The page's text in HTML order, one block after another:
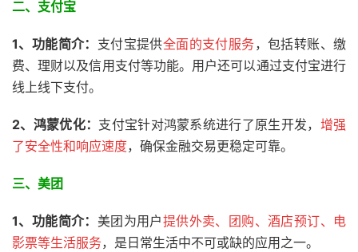
二、支付宝
1、功能简介： 支付宝提供全面的支付服务，包括转账、缴
费、理财以及信用支付等功能。用户还可以通过支付宝进行
线上线下支付。
2、 鸿蒙优化： 支付宝针对鸿蒙系统进行了原生开发， 增强
了安全性和响应速度，确保金融交易更稳定可靠。
三、美团
1、 功能简介： 美团为用户提供外卖、团购、酒店预订、电
影票等生活服务，是日常生活中不可或缺的应用之一。